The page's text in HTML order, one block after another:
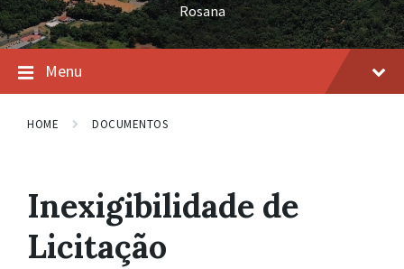
Rosana
Menu
HOME DOCUMENTOS
Inexigibilidade de
Licitação